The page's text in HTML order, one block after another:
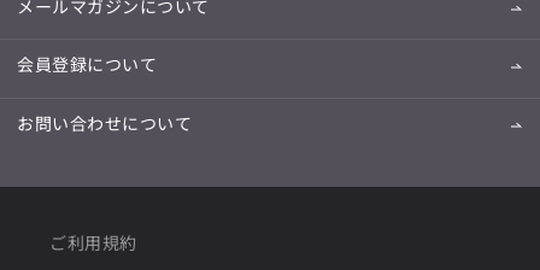
メールマガジンについて
会員登録について
お問い合わせについて
ご利用規約